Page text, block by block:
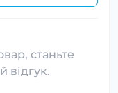
станьте
відгук.